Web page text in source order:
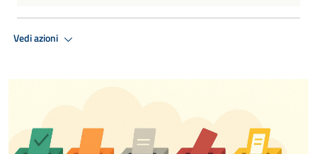
Vedi azioni